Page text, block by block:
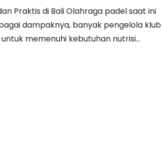
Praktis di Bali Olahraga padel saat ini
dampaknya, banyak pengelola klub
memenuhi kebutuhan nutrisi...